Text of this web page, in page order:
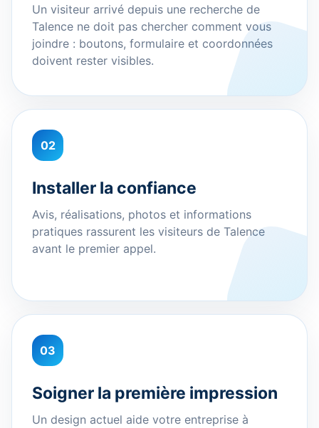
Un visiteur arrivé depuis une recherche de
Talence ne doit pas chercher comment vous
joindre : boutons, formulaire et coordonnées
doivent rester visibles.
02
Installer la confiance
Avis, réalisations, photos et informations
pratiques rassurent les visiteurs de Talence
avant le premier appel.
03
Soigner la première impression
Un design actuel aide votre entreprise à